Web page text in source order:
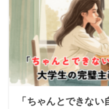
「ちゃんとできない